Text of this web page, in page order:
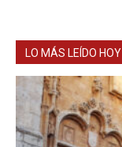
LO MÁS LEÍDO HOY